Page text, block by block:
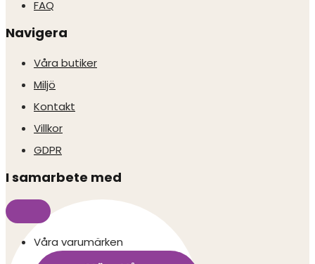
FAQ
Navigera
Våra butiker
Miljö
Kontakt
Villkor
GDPR
I samarbete med
Våra varumärken